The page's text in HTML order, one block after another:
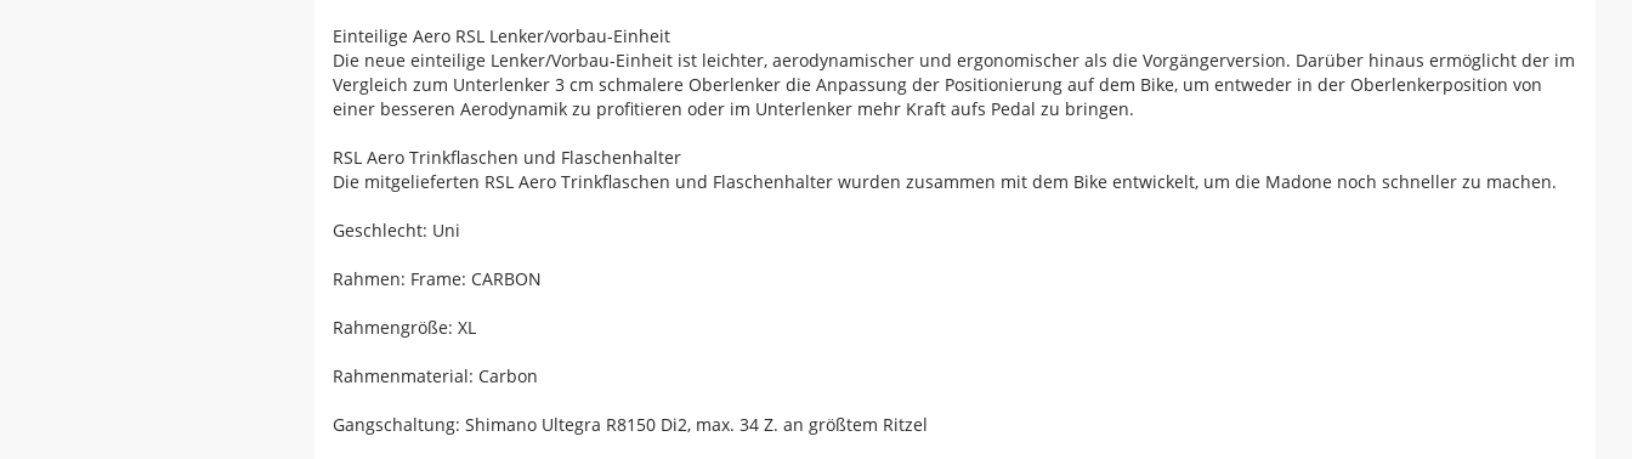
Einteilige Aero RSL Lenker/vorbau-Einheit
Die neue einteilige Lenker/Vorbau-Einheit ist leichter, aerodynamischer und ergonomischer als die Vorgängerversion. Darüber hinaus ermöglicht der im
Vergleich zum Unterlenker 3 cm schmalere Oberlenker die Anpassung der Positionierung auf dem Bike, um entweder in der Oberlenkerposition von
einer besseren Aerodynamik zu profitieren oder im Unterlenker mehr Kraft aufs Pedal zu bringen.
RSL Aero Trinkflaschen und Flaschenhalter
Die mitgelieferten RSL Aero Trinkflaschen und Flaschenhalter wurden zusammen mit dem Bike entwickelt, um die Madone noch schneller zu machen.
Geschlecht: Uni
Rahmen: Frame: CARBON
Rahmengröße: XL
Rahmenmaterial: Carbon
Gangschaltung: Shimano Ultegra R8150 Di2, max. 34 Z. an größtem Ritzel